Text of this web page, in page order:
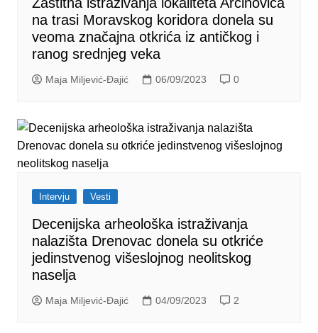
na trasi Moravskog koridora donela su
veoma značajna otkrića iz antičkog i
ranog srednjeg veka
Maja Miljević-Đajić 06/09/2023 0
Intervju Vesti
Decenijska arheološka istraživanja
nalazišta Drenovac donela su otkriće
jedinstvenog višeslojnog neolitskog
naselja
Maja Miljević-Đajić 04/09/2023 2